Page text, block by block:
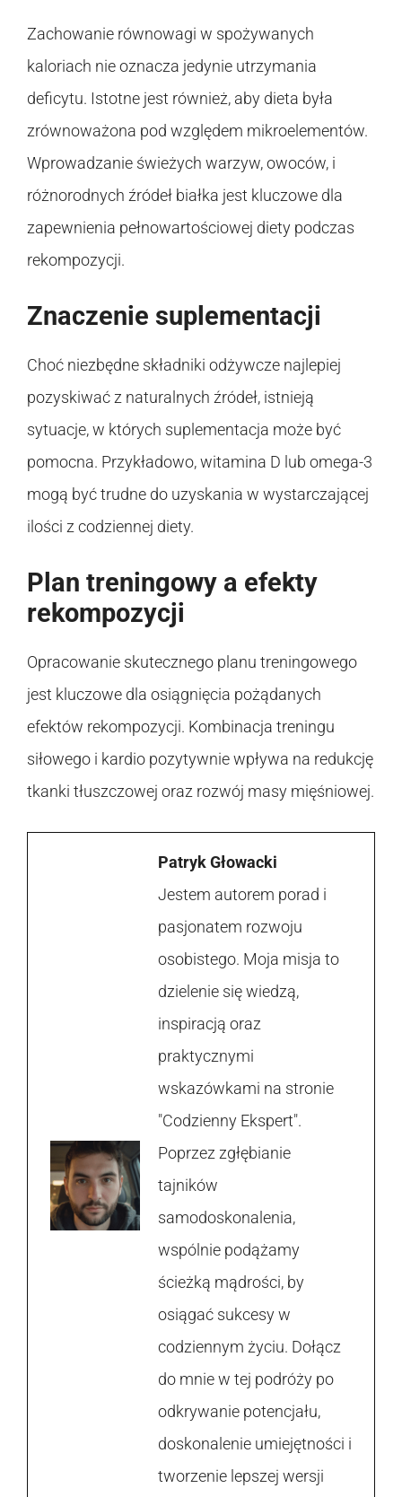
Zachowanie równowagi w spożywanych
kaloriach nie oznacza jedynie utrzymania
deficytu. Istotne jest również, aby dieta była
zrównoważona pod względem mikroelementów.
Wprowadzanie świeżych warzyw, owoców, i
różnorodnych źródeł białka jest kluczowe dla
zapewnienia pełnowartościowej diety podczas
rekompozycji.
Znaczenie suplementacji
Choć niezbędne składniki odżywcze najlepiej
pozyskiwać z naturalnych źródeł, istnieją
sytuacje, w których suplementacja może być
pomocna. Przykładowo, witamina D lub omega-3
mogą być trudne do uzyskania w wystarczającej
ilości z codziennej diety.
Plan treningowy a efekty
rekompozycji
Opracowanie skutecznego planu treningowego
jest kluczowe dla osiągnięcia pożądanych
efektów rekompozycji. Kombinacja treningu
siłowego i kardio pozytywnie wpływa na redukcję
tkanki tłuszczowej oraz rozwój masy mięśniowej.
Patryk Głowacki
Jestem autorem porad i
pasjonatem rozwoju
osobistego. Moja misja to
dzielenie się wiedzą,
inspiracją oraz
praktycznymi
wskazówkami na stronie
"Codzienny Ekspert".
Poprzez zgłębianie
tajników
samodoskonalenia,
wspólnie podążamy
ścieżką mądrości, by
osiągać sukcesy w
codziennym życiu. Dołącz
do mnie w tej podróży po
odkrywanie potencjału,
doskonalenie umiejętności i
tworzenie lepszej wersji